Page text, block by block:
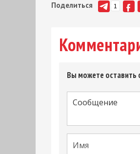
Поделиться 1
Вы можете оставить